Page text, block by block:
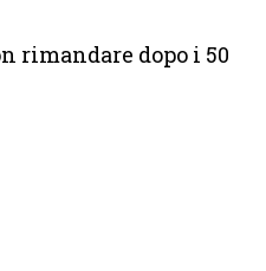
rimandare dopo i 50